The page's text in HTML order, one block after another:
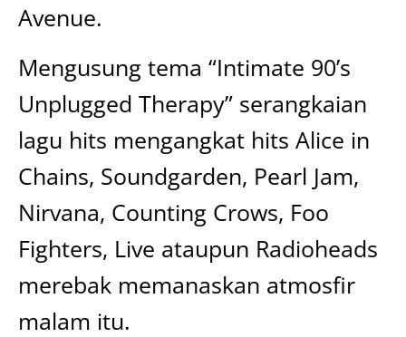
Avenue.
Mengusung tema “Intimate 90’s
Unplugged Therapy” serangkaian
lagu hits mengangkat hits Alice in
Chains, Soundgarden, Pearl Jam,
Nirvana, Counting Crows, Foo
Fighters, Live ataupun Radioheads
merebak memanaskan atmosfir
malam itu.